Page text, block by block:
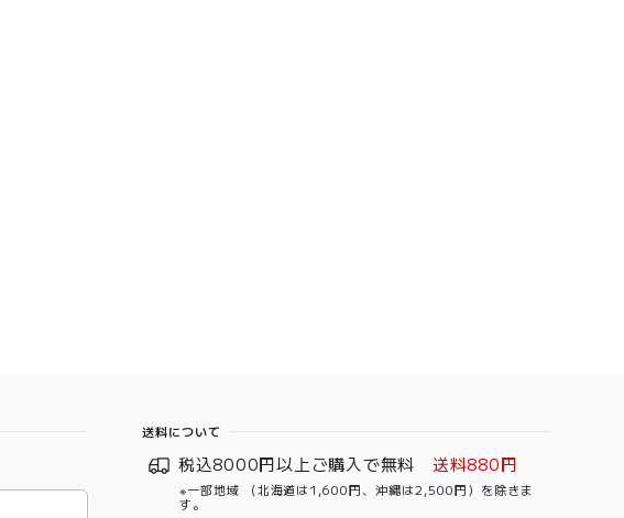
送料について
税込8000円以上ご購入で無料 送料880円
※一部地域 （北海道は1,600円、沖縄は2,500円）を除きま
す。